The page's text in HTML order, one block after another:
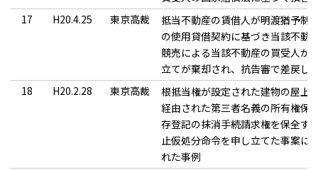
17
H20.4.25 東京高裁
抵当不動産の賃借人が明渡猶予制
の使用貸借契約に基づき当該不動
競売による当該不動産の買受人が
立てが棄却され、抗告審で差戻し
18
H20.2.28 東京高裁
根抵当権が設定された建物の屋上
経由された第三者名義の所有権保
存登記の抹消手続請求権を保全す
止仮処分命令を申し立てた事案に
れた事例